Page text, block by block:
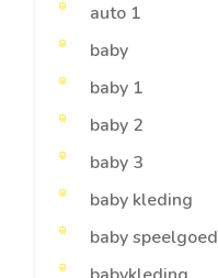
auto 1
baby
baby 1
baby 2
baby 3
baby kleding
baby speelgoed